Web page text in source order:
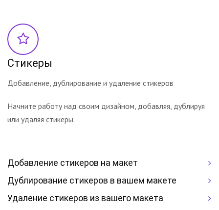
Стикеры
Добавление, дублирование и удаление стикеров
Начните работу над своим дизайном, добавляя, дублируя
или удаляя стикеры.
Добавление стикеров на макет
Дублирование стикеров в вашем макете
Удаление стикеров из вашего макета